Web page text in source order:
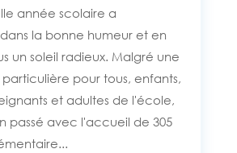
année scolaire a
la bonne humeur et en
un soleil radieux. Malgré une
pour tous, enfants,
et adultes de l'école,
passé avec l'accueil de 305